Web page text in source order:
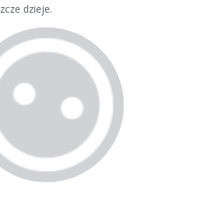
dzieje.